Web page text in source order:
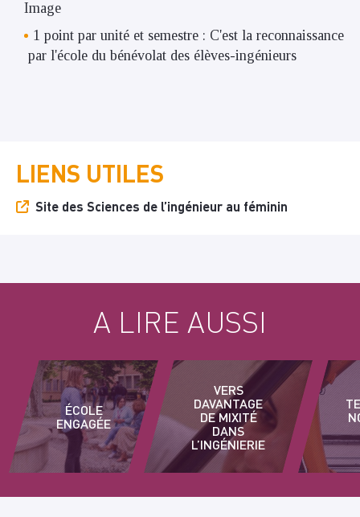
Image
1 point par unité et semestre : C'est la reconnaissance
par l'école du bénévolat des élèves-ingénieurs
LIENS UTILES
Site des Sciences de l’ingénieur au féminin
A LIRE AUSSI
ÉCOLE
ENGAGÉE
VERS
DAVANTAGE
DE MIXITÉ
DANS
L’INGÉNIERIE